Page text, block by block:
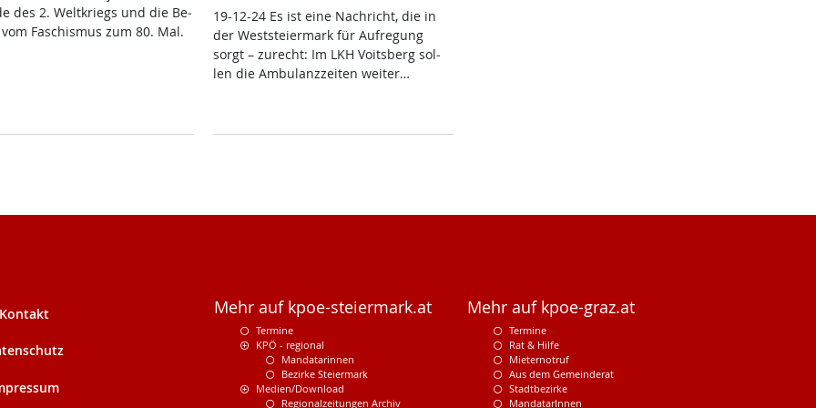
des 2. Welt­kriegs und die Be­
Fa­schis­mus zum 80. Mal.
19-12-24 Es ist ei­ne Nach­richt, die in
der West­s­tei­er­mark für Auf­re­gung
sorgt – zu­recht: Im LKH Voits­berg sol­
len die Am­bu­lanz­zei­ten wei­ter…
Kontakt Mehr auf kpoe-steiermark.at
Termine
KPÖ - regional
Mandatarinnen
Bezirke Steiermark
Medien/Download
Regionalzeitungen Archiv
Mehr auf kpoe-graz.at
Termine
Rat & Hilfe
Mieternotruf
Aus dem Gemeinderat
Stadtbezirke
MandatarInnen